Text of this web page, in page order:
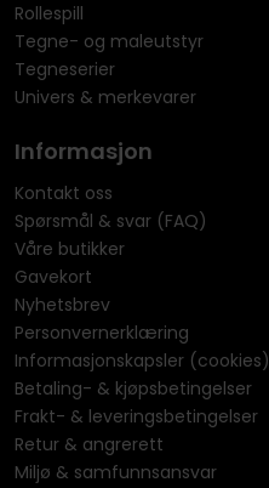
Rollespill
Tegne- og maleutstyr
Tegneserier
Univers & merkevarer
Informasjon
Kontakt oss
Spørsmål & svar (FAQ)
Våre butikker
Gavekort
Nyhetsbrev
Personvernerklæring
Informasjonskapsler (cookies)
Betaling- & kjøpsbetingelser
Frakt- & leveringsbetingelser
Retur & angrerett
Miljø & samfunnsansvar